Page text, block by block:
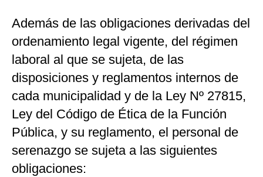
Además de las obligaciones derivadas del
ordenamiento legal vigente, del régimen
laboral al que se sujeta, de las
disposiciones y reglamentos internos de
cada municipalidad y de la Ley Nº 27815,
Ley del Código de Ética de la Función
Pública, y su reglamento, el personal de
serenazgo se sujeta a las siguientes
obligaciones: